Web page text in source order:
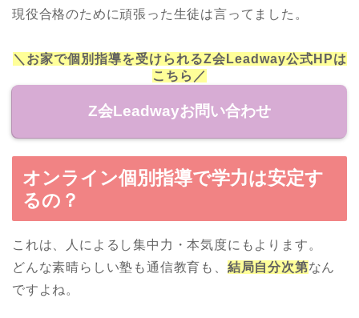
現役合格のために頑張った生徒は言ってました。
＼お家で個別指導を受けられるZ会Leadway公式HPは
こちら／
Z会Leadwayお問い合わせ
オンライン個別指導で学力は安定す
るの？
これは、人によるし集中力・本気度にもよります。
どんな素晴らしい塾も通信教育も、 結局自分次第なん
ですよね。